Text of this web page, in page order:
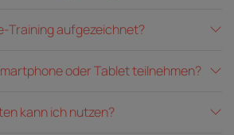
Training aufgezeichnet?
oder Tablet teilnehmen?
kann ich nutzen?